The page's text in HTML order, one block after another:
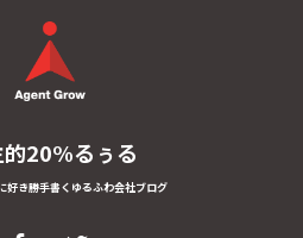
的20%るぅる
好き勝手書くゆるふわ会社ブログ